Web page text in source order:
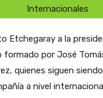
Internacionales
Etchegaray a la
formado por José
quienes siguen
a nivel